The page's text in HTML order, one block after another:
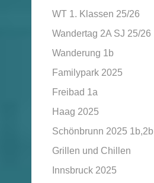
WT 1. Klassen 25/26
Wandertag 2A SJ 25/26
Wanderung 1b
Familypark 2025
Freibad 1a
Haag 2025
Schönbrunn 2025 1b,2b
Grillen und Chillen
Innsbruck 2025